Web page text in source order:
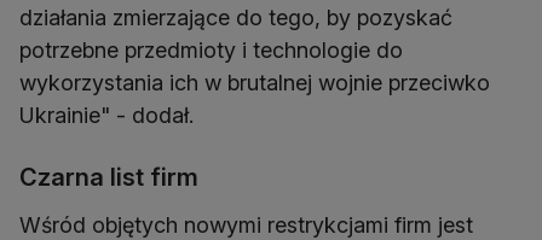
działania zmierzające do tego, by pozyskać
potrzebne przedmioty i technologie do
wykorzystania ich w brutalnej wojnie przeciwko
Ukrainie" - dodał.
Czarna list firm
Wśród objętych nowymi restrykcjami firm jest